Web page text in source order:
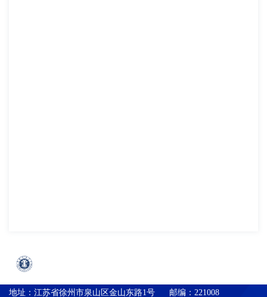
地址： 江苏省徐州市泉山区金山东路1号 邮编： 221008